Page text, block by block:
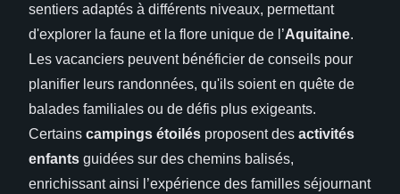
sentiers adaptés à différents niveaux, permettant
d'explorer la faune et la flore unique de l’Aquitaine.
Les vacanciers peuvent bénéficier de conseils pour
planifier leurs randonnées, qu'ils soient en quête de
balades familiales ou de défis plus exigeants.
Certains campings étoilés proposent des activités
enfants guidées sur des chemins balisés,
enrichissant ainsi l’expérience des familles séjournant